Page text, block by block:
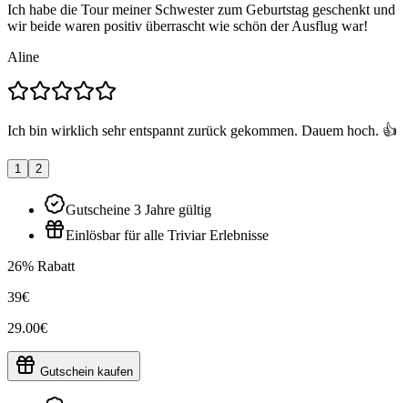
Ich habe die Tour meiner Schwester zum Geburtstag geschenkt und
wir beide waren positiv überrascht wie schön der Ausflug war!
Aline
Ich bin wirklich sehr entspannt zurück gekommen. Dauem hoch. 👍
1 2
Gutscheine 3 Jahre gültig
Einlösbar für alle Triviar Erlebnisse
26% Rabatt
39€
29.00€
Gutschein kaufen